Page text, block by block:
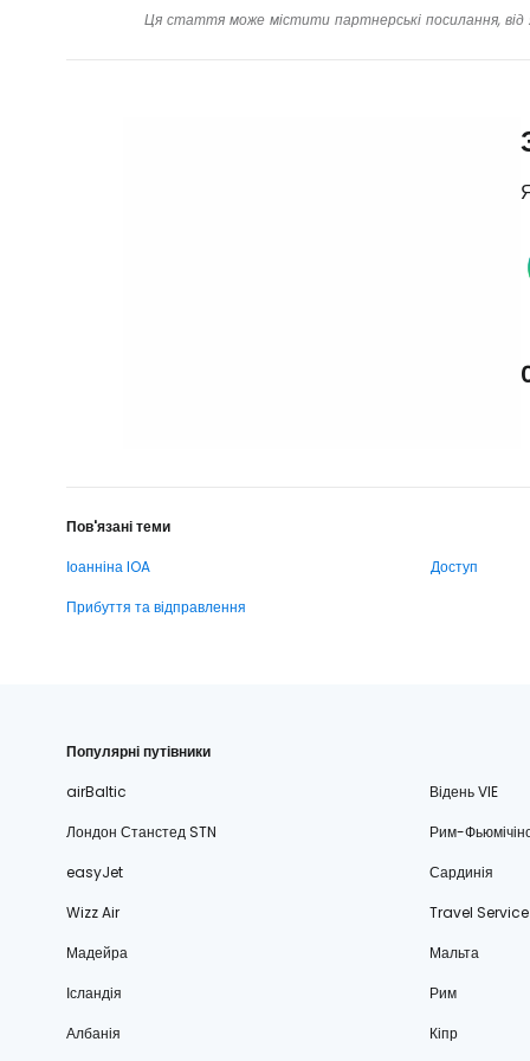
Ця стаття може містити партнерські посилання,
Пов'язані теми
Іоанніна IOA
Доступ
Прибуття та відправлення
Популярні путівники
airBaltic
Відень VIE
Лондон Станстед STN
Рим-
easyJet
Сардинія
Wizz Air
Travel Service
Мадейра
Мальта
Ісландія
Рим
Албанія
Кіпр